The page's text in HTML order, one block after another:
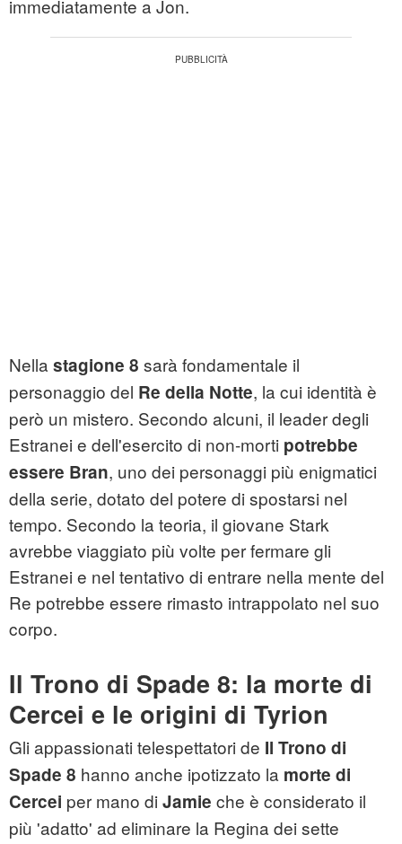
immediatamente a Jon.
Nella stagione 8 sarà fondamentale il
personaggio del Re della Notte, la cui identità è
però un mistero. Secondo alcuni, il leader degli
Estranei e dell'esercito di non-morti potrebbe
essere Bran, uno dei personaggi più enigmatici
della serie, dotato del potere di spostarsi nel
tempo. Secondo la teoria, il giovane Stark
avrebbe viaggiato più volte per fermare gli
Estranei e nel tentativo di entrare nella mente del
Re potrebbe essere rimasto intrappolato nel suo
corpo.
Il Trono di Spade 8: la morte di
Cercei e le origini di Tyrion
Gli appassionati telespettatori de Il Trono di
Spade 8 hanno anche ipotizzato la morte di
Cercei per mano di Jamie che è considerato il
più 'adatto' ad eliminare la Regina dei sette